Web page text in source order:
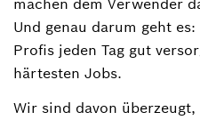
Und genau darum geht
Profis jeden Tag gut
härtesten Jobs.
Wir sind davon